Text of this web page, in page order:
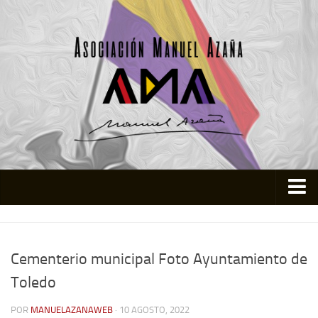
Cementerio municipal Foto Ayuntamiento de
Toledo
POR MANUELAZANAWEB · 10 AGOSTO, 2022